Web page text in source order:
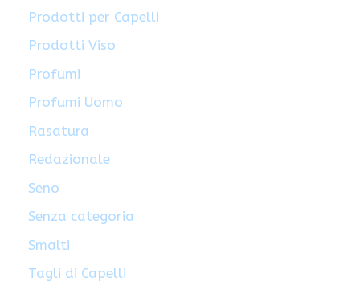
Prodotti per Capelli
Prodotti Viso
Profumi
Profumi Uomo
Rasatura
Redazionale
Seno
Senza categoria
Smalti
Tagli di Capelli